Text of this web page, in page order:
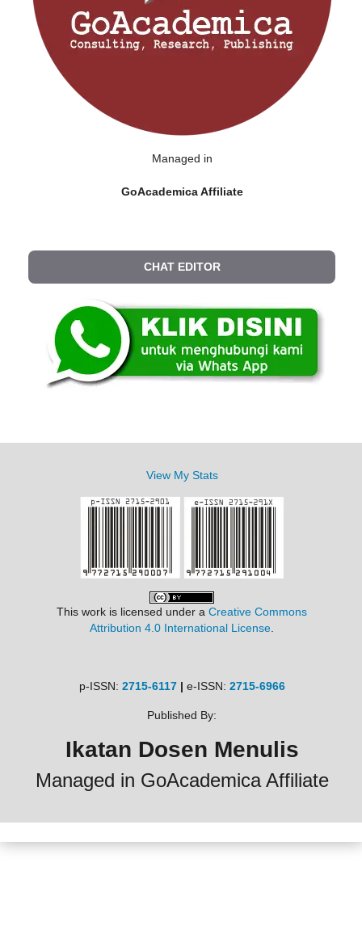
Managed in
GoAcademica Affiliate
CHAT EDITOR
View My Stats
This work is licensed under a Creative Commons
Attribution 4.0 International License
p-ISSN: 2715-6117| e-ISSN: 2715-6966
Published By:
Ikatan Dosen Menulis
Managed in GoAcademica Affiliate